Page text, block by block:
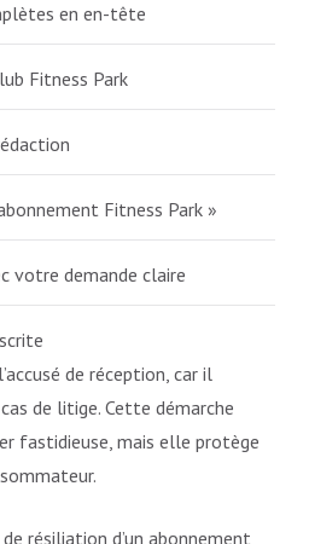
en en-tête
Fitness Park
Fitness Park »
votre demande claire
de réception, car il
de litige. Cette démarche
fastidieuse, mais elle protège
résiliation d’un abonnement